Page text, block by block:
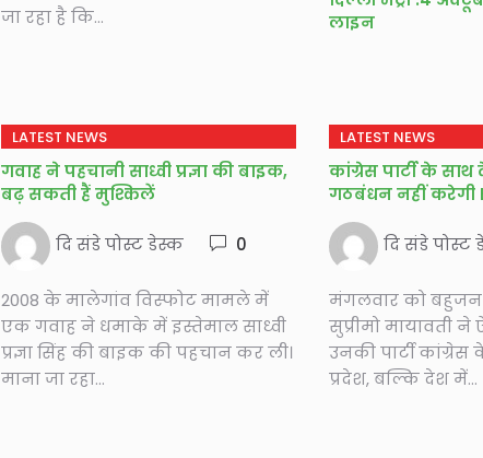
जा रहा है कि...
लाइन
LATEST NEWS
गवाह ने पहचानी साध्वी प्रज्ञा की बाइक,
बढ़ सकती हैं मुश्किलें
दि संडे पोस्ट डेस्क 0
2008 के मालेगांव विस्फोट मामले में
एक गवाह ने धमाके में इस्तेमाल साध्वी
प्रज्ञा सिंह की बाइक की पहचान कर ली।
माना जा रहा...
LATEST NEWS
कांग्रेस पार्टी के
गठबंधन नहीं करेगी
दि संडे पोस्ट
मंगलवार को बहुजन
सुप्रीमो मायावती
उनकी पार्टी कांग्रेस
प्रदेश, बल्कि देश में...